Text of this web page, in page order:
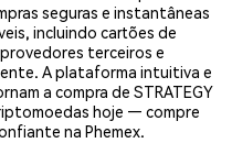
seguras e instantâneas
incluindo cartões de
terceiros e
A plataforma intuitiva e
a compra de STRATEGY
hoje — compre
na Phemex.